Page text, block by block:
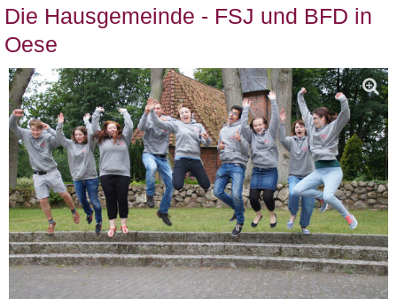
Die Hausgemeinde - FSJ und BFD in
Oese